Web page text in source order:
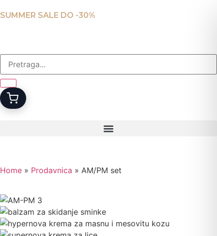
SUMMER SALE DO -30%
Home » Prodavnica » AM/PM set